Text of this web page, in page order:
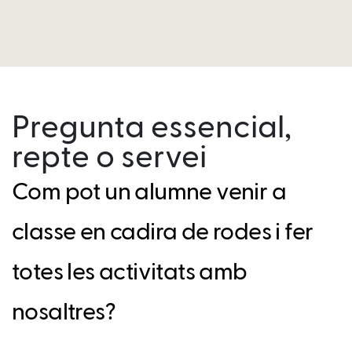
Pregunta essencial,
repte o servei
Com pot un alumne venir a
classe en cadira de rodes i fer
totes les activitats amb
nosaltres?